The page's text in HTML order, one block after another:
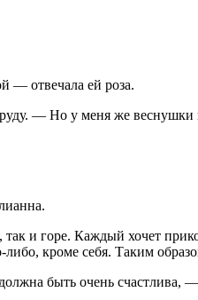
— отвечала ей роза.
— Но у меня же веснушки
и горе. Каждый хочет
кроме себя. Таким
быть очень счастлива,